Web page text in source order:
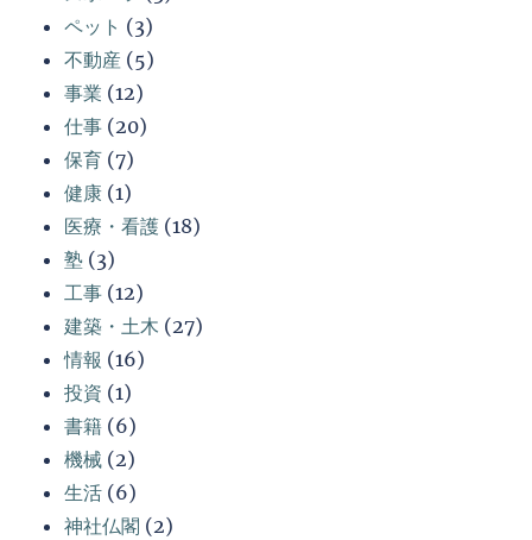
ペット (3)
不動産 (5)
事業 (12)
仕事 (20)
保育 (7)
健康 (1)
医療・看護 (18)
塾 (3)
工事 (12)
建築・土木 (27)
情報 (16)
投資 (1)
書籍 (6)
機械 (2)
生活 (6)
神社仏閣 (2)